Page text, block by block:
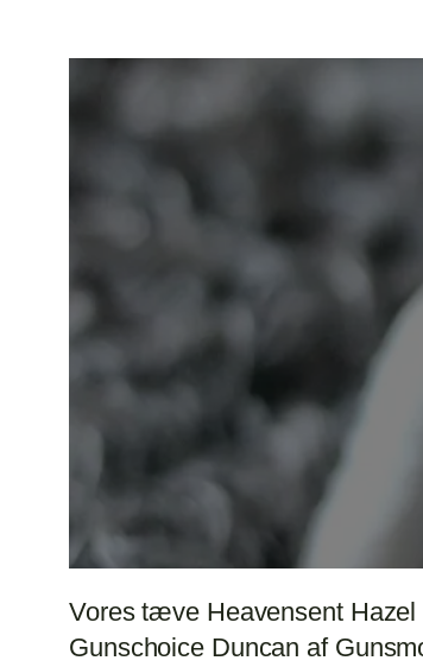
Vores tæve Heavensent Hazel
Gunschoice Duncan af